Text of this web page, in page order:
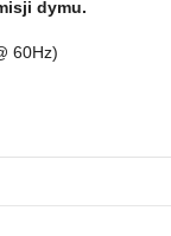
dymu.
60Hz)